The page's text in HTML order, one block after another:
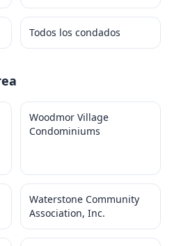
Todos los condados
Woodmor Village
Condominiums
Waterstone Community
Association, Inc.